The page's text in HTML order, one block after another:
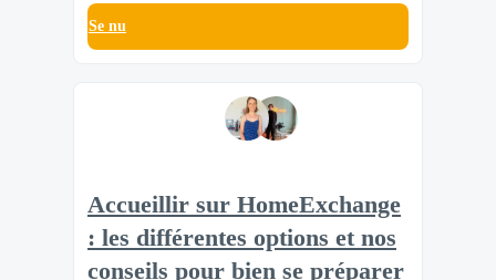
Se nu
Accueillir sur HomeExchange
: les différentes options et nos
conseils pour bien se préparer